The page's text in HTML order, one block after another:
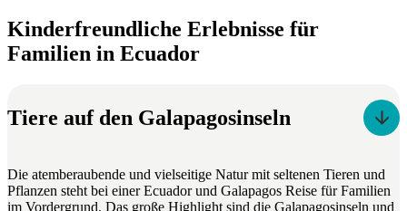
Kinderfreundliche Erlebnisse für
Familien in Ecuador
Tiere auf den Galapagosinseln
Die atemberaubende und vielseitige Natur mit seltenen Tieren und
Pflanzen steht bei einer Ecuador und Galapagos Reise für Familien
im Vordergrund. Das große Highlight sind die Galapagosinseln und